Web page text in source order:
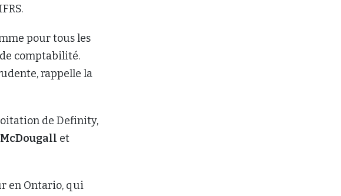
pour tous les
comptabilité.
rappelle la
de Definity,
McDougall et
en Ontario, qui